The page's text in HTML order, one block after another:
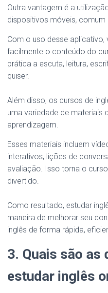
Outra vantagem é a
dispositivos móveis, comum
Com o uso desse
facilmente o conteúdo do
prática a escuta, leitura,
quiser.
Além disso, os cursos de
uma variedade de materiais
aprendizagem.
Esses materiais incluem
interativos, lições de
avaliação. Isso torna o
divertido.
Como resultado, estudar
maneira de melhorar seu
inglês de forma rápida,
3. Quais são as
estudar inglês